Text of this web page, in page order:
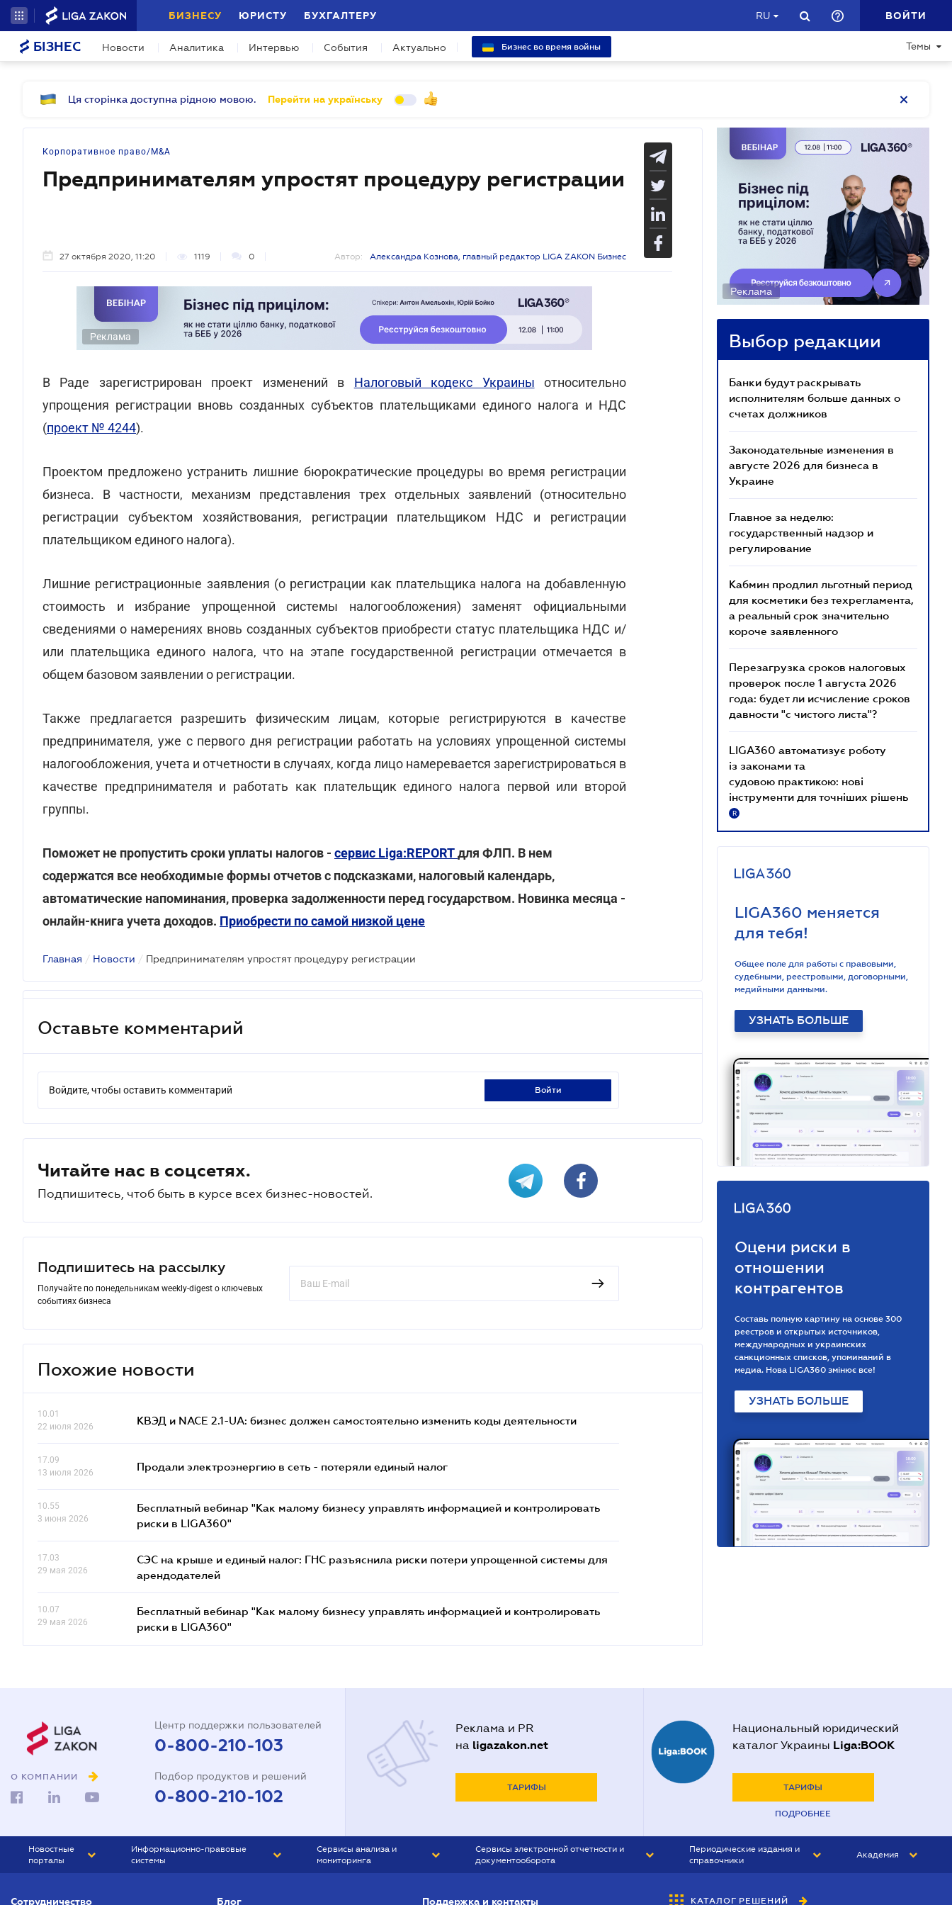
БИЗНЕСУ ЮРИСТУ БУХГАЛТЕРУ RU ВОЙТИ
БІЗНЕС Новости Аналитика Интервью События Актуально Бизнес во время войны Темы
Ця сторінка доступна рідною мовою. Перейти на українську
Корпоративное право/M&A
Предпринимателям упростят процедуру регистрации
27 октября 2020, 11:20 1119 0 Автор: Александра Кознова, главный редактор LIGA ZAKON Бизнес
Реклама
В Раде зарегистрирован проект изменений в Налоговый кодекс Украины относительно
упрощения регистрации вновь созданных субъектов плательщиками единого налога и НДС
(проект № 4244).
Проектом предложено устранить лишние бюрократические процедуры во время регистрации
бизнеса. В частности, механизм представления трех отдельных заявлений (относительно
регистрации субъектом хозяйствования, регистрации плательщиком НДС и регистрации
плательщиком единого налога).
Лишние регистрационные заявления (о регистрации как плательщика налога на добавленную
стоимость и избрание упрощенной системы налогообложения) заменят официальными
сведениями о намерениях вновь созданных субъектов приобрести статус плательщика НДС и/
или плательщика единого налога, что на этапе государственной регистрации отмечается в
общем базовом заявлении о регистрации.
Также предлагается разрешить физическим лицам, которые регистрируются в качестве
предпринимателя, уже с первого дня регистрации работать на условиях упрощенной системы
налогообложения, учета и отчетности в случаях, когда лицо намеревается зарегистрироваться в
качестве предпринимателя и работать как плательщик единого налога первой или второй
группы.
Поможет не пропустить сроки уплаты налогов - сервис Liga:REPORTдля ФЛП. В нем
содержатся все необходимые формы отчетов с подсказками, налоговый календарь,
автоматические напоминания, проверка задолженности перед государством. Новинка месяца -
онлайн-книга учета доходов. Приобрести по самой низкой цене
Главная / Новости / Предпринимателям упростят процедуру регистрации
Оставьте комментарий
Войдите, чтобы оставить комментарий войти
Читайте нас в соцсетях.
Подпишитесь, чтоб быть в курсе всех бизнес-новостей.
Подпишитесь на рассылку
Получайте по понедельникам weekly-digest о ключевых
событиях бизнеса
Похожие новости
10.01
22 июля 2026
КВЭД и NACE 2.1-UA: бизнес должен самостоятельно изменить коды деятельности
17.09
13 июля 2026
Продали электроэнергию в сеть - потеряли единый налог
10.55
3 июня 2026
Бесплатный вебинар "Как малому бизнесу управлять информацией и контролировать
риски в LIGA360"
17.03
29 мая 2026
СЭС на крыше и единый налог: ГНС разъяснила риски потери упрощенной системы для
арендодателей
10.07
29 мая 2026
Бесплатный вебинар "Как малому бизнесу управлять информацией и контролировать
риски в LIGA360"
Реклама
Выбор редакции
Банки будут раскрывать
исполнителям больше данных о
счетах должников
Законодательные изменения в
августе 2026 для бизнеса в
Украине
Главное за неделю:
государственный надзор и
регулирование
Кабмин продлил льготный период
для косметики без техрегламента,
а реальный срок значительно
короче заявленного
Перезагрузка сроков налоговых
проверок после 1 августа 2026
года: будет ли исчисление сроков
давности "с чистого листа"?
LIGA360 автоматизує роботу
із законами та
судовою практикою: нові
інструменти для точніших рішень
R
LIGA360 меняется
для тебя!
Общее поле для работы с правовыми,
судебными, реестровыми, договорными,
медийными данными.
УЗНАТЬ БОЛЬШЕ
Оцени риски в
отношении
контрагентов
Составь полную картину на основе 300
реестров и открытых источников,
международных и украинских
санкционных списков, упоминаний в
медиа. Нова LIGA360 змінює все!
УЗНАТЬ БОЛЬШЕ
О КОМПАНИИ
Центр поддержки пользователей
0-800-210-103
Подбор продуктов и решений
0-800-210-102
Реклама и PR
на ligazakon.net
ТАРИФЫ
Национальный юридический
каталог Украины Liga:BOOK
ТАРИФЫ
ПОДРОБНЕЕ
Новостные
порталы
Информационно-правовые
системы
Сервисы анализа и
мониторинга
Сервисы электронной отчетности и
документооборота
Периодические издания и
справочники
Академия
Сотрудничество Блог Поддержка и контакты КАТАЛОГ РЕШЕНИЙ